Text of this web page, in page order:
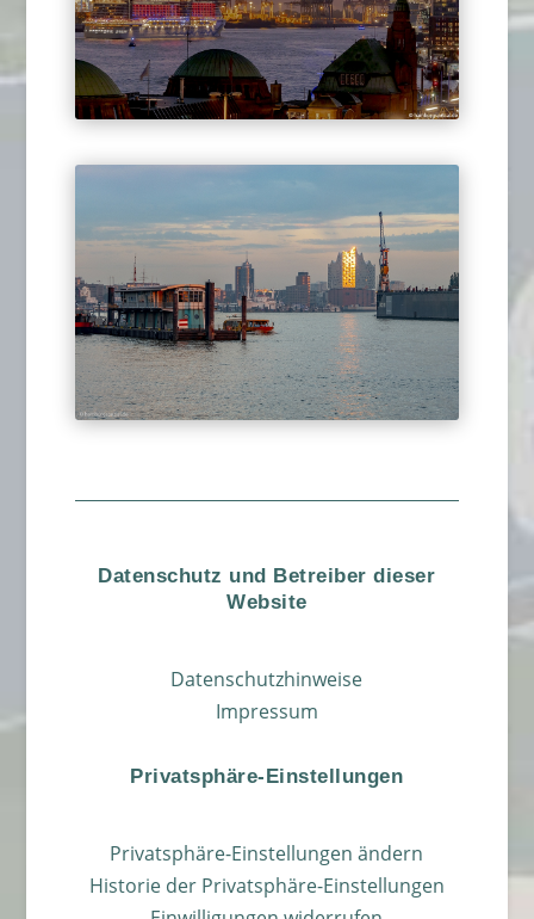
Datenschutz und Betreiber dieser
Website
Datenschutzhinweise
Impressum
Privatsphäre-Einstellungen
Privatsphäre-Einstellungen ändern
Historie der Privatsphäre-Einstellungen